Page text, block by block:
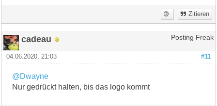
Zitieren
cadeau Posting Freak
#11
04.06.2020, 21:03
@Dwayne
Nur gedrückt halten, bis das logo kommt